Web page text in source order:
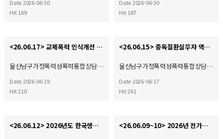
Date 2026-06-30
Hit 169
Date 2026-06-30
Hit 187
<26.06.17> 교제폭력 인식개선 및 예방 캠페인(자체)
울산남구가정폭력성폭력통합상담…
Date 2026-06-19
Hit 210
<26.06.15> 중독질환실무자 역량강화교육
울산남구가정폭력성폭력통합상담…
Date 2026-06-17
Hit 261
<26.06.12> 2026년도 한국생명의전화연맹 정기총회 <26.06.09~10> 2026년 전가협 시설장 회의 & 워크숍